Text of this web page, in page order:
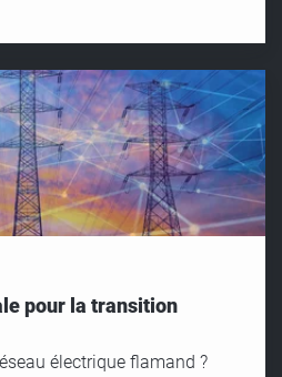
pour la transition
électrique flamand ?